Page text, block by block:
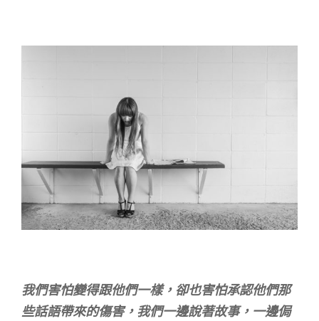
我們害怕變得跟他們一樣，卻也害怕承認他們那
些話語帶來的傷害，我們一邊說著故事，一邊侷